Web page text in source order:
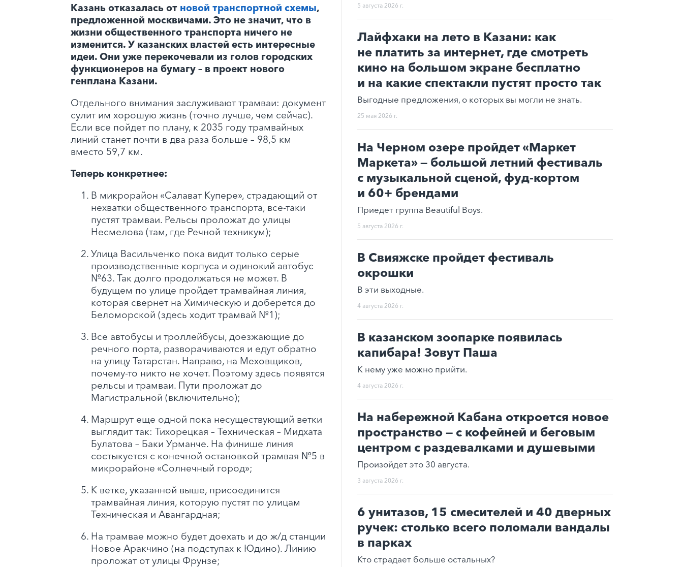
Казань отказалась от новой транспортной схемы,
предложенной москвичами. Это не значит, что в
жизни общественного транспорта ничего не
изменится. У казанских властей есть интересные
идеи. Они уже перекочевали из голов городских
функционеров на бумагу – в проект нового
генплана Казани.
Отдельного внимания заслуживают трамваи: документ
сулит им хорошую жизнь (точно лучше, чем сейчас).
Если все пойдет по плану, к 2035 году трамвайных
линий станет почти в два раза больше – 98,5 км
вместо 59,7 км.
Теперь конкретнее:
В микрорайон «Салават Купере», страдающий от
нехватки общественного транспорта, все-таки
пустят трамваи. Рельсы проложат до улицы
Несмелова (там, где Речной техникум);
Улица Васильченко пока видит только серые
производственные корпуса и одинокий автобус
№63. Так долго продолжаться не может. В
будущем по улице пройдет трамвайная линия,
которая свернет на Химическую и доберется до
Беломорской (здесь ходит трамвай №1);
Все автобусы и троллейбусы, доезжающие до
речного порта, разворачиваются и едут обратно
на улицу Татарстан. Направо, на Меховщиков,
почему-то никто не хочет. Поэтому здесь появятся
рельсы и трамваи. Пути проложат до
Магистральной (включительно);
Маршрут еще одной пока несуществующий ветки
выглядит так: Тихорецкая – Техническая – Мидхата
Булатова – Баки Урманче. На финише линия
состыкуется с конечной остановкой трамвая №5 в
микрорайоне «Солнечный город»;
К ветке, указанной выше, присоединится
трамвайная линия, которую пустят по улицам
Техническая и Авангардная;
На трамвае можно будет доехать и до ж/д станции
Новое Аракчино (на подступах к Юдино). Линию
проложат от улицы Фрунзе;
5 августа 2026 г.
Лайфхаки на лето в Казани: как
не платить за интернет, где смотреть
кино на большом экране бесплатно
и на какие спектакли пустят просто так
Выгодные предложения, о которых вы могли не знать.
25 мая 2026 г.
На Черном озере пройдет «Маркет
Маркета» — большой летний фестиваль
с музыкальной сценой, фуд-кортом
и 60+ брендами
Приедет группа Beautiful Boys.
5 августа 2026 г.
В Свияжске пройдет фестиваль
окрошки
В эти выходные.
4 августа 2026 г.
В казанском зоопарке появилась
капибара! Зовут Паша
К нему уже можно прийти.
4 августа 2026 г.
На набережной Кабана откроется новое
пространство — с кофейней и беговым
центром с раздевалками и душевыми
Произойдет это 30 августа.
3 августа 2026 г.
6 унитазов, 15 смесителей и 40 дверных
ручек: столько всего поломали вандалы
в парках
Кто страдает больше остальных?